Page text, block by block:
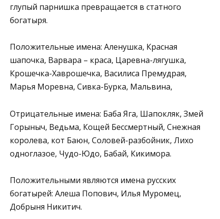
глупый парнишка превращается в статного
богатыря.
Положительные имена: Аленушка, Красная
шапочка, Варвара – краса, Царевна-лягушка,
Крошечка-Хаврошечка, Василиса Премудрая,
Марья Моревна, Сивка-Бурка, Мальвина,
Отрицательные имена: Баба Яга, Шапокляк, Змей
Горыныч, Ведьма, Кощей Бессмертный, Снежная
королева, кот Баюн, Соловей-разбойник, Лихо
одноглазое, Чудо-Юдо, Бабай, Кикимора.
Положительными являются имена русских
богатырей: Алеша Попович, Илья Муромец,
Добрыня Никитич.